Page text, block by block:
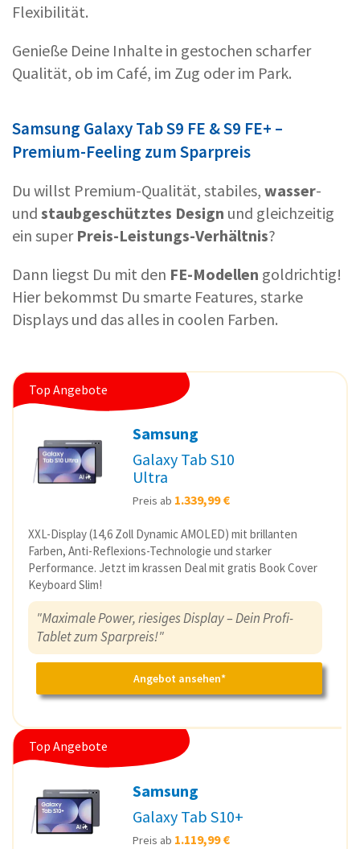
Flexibilität.
Genieße Deine Inhalte in gestochen scharfer
Qualität, ob im Café, im Zug oder im Park.
Samsung Galaxy Tab S9 FE & S9 FE+ –
Premium-Feeling zum Sparpreis
Du willst Premium-Qualität, stabiles, wasser-
und staubgeschütztes Design und gleichzeitig
ein super Preis-Leistungs-Verhältnis?
Dann liegst Du mit den FE-Modellen goldrichtig!
Hier bekommst Du smarte Features, starke
Displays und das alles in coolen Farben.
Top Angebote
Samsung
Galaxy Tab S10
Ultra
Preis ab 1.339,99 €
XXL-Display (14,6 Zoll Dynamic AMOLED) mit brillanten
Farben, Anti-Reflexions-Technologie und starker
Performance. Jetzt im krassen Deal mit gratis Book Cover
Keyboard Slim!
"Maximale Power, riesiges Display – Dein Profi-
Tablet zum Sparpreis!"
Angebot ansehen*
Top Angebote
Samsung
Galaxy Tab S10+
Preis ab 1.119,99 €